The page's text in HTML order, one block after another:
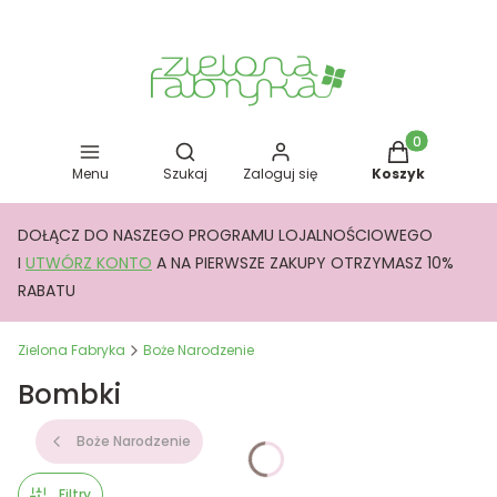
Menu
Otwórz wyszukiwarkę
Szukaj Zaloguj się
Produkty w
Koszyk
DOŁĄCZ DO NASZEGO PROGRAMU LOJALNOŚCIOWEGO
I UTWÓRZ KONTO A NA PIERWSZE ZAKUPY OTRZYMASZ 10%
RABATU
Zielona Fabryka Boże Narodzenie
Bombki
Boże Narodzenie